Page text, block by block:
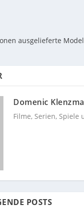
ausgelieferte
Domenic
Filme, Serien,
POSTS